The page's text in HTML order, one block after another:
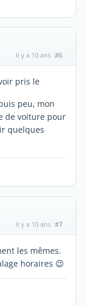
il y a 10 ans #6
pris le
peu, mon
de voiture pour
quelques
il y a 10 ans #7
les mêmes.
horaires 😉